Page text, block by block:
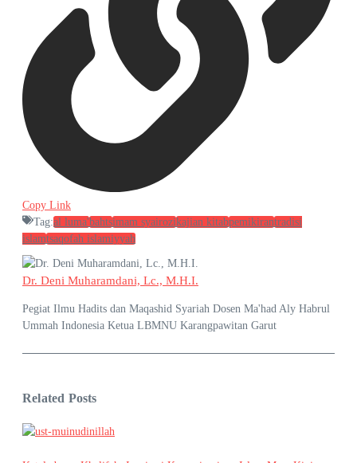
Copy Link
Tag:al luma'bahtsimam syairozikajian kitabpemikirantradisi
islamtsaqofah islamiyyah
Dr. Deni Muharamdani, Lc., M.H.I.
Pegiat Ilmu Hadits dan Maqashid Syariah Dosen Ma'had Aly Habrul
Ummah Indonesia Ketua LBMNU Karangpawitan Garut
Related Posts